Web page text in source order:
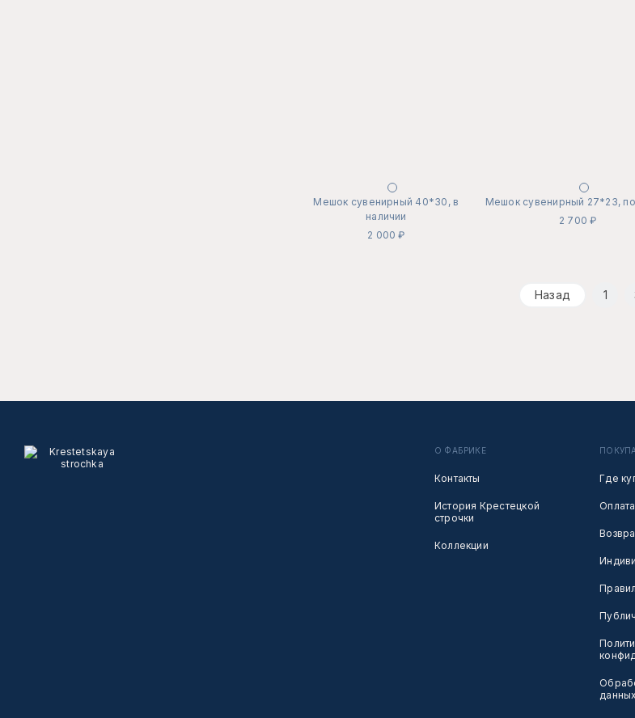
Мешок сувенирный 40*30, в
наличии
2 000 ₽
Мешок сувенирный 27*23,
2 700 ₽
Назад 1
О ФАБРИКЕ
Контакты
История Крестецкой
строчки
Коллекции
Где
данных